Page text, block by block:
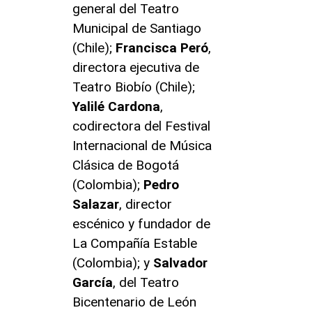
general del Teatro
Municipal de Santiago
(Chile); Francisca Peró,
directora ejecutiva de
Teatro Biobío (Chile);
Yalilé Cardona,
codirectora del Festival
Internacional de Música
Clásica de Bogotá
(Colombia); Pedro
Salazar, director
escénico y fundador de
La Compañía Estable
(Colombia); y Salvador
García, del Teatro
Bicentenario de León